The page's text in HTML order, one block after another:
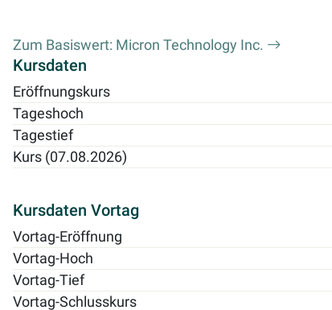
Zum Basiswert: Micron Technology Inc.
Kursdaten
Eröffnungskurs
Tageshoch
Tagestief
Kurs (07.08.2026)
Kursdaten Vortag
Vortag-Eröffnung
Vortag-Hoch
Vortag-Tief
Vortag-Schlusskurs